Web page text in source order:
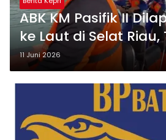
ABK KM Pasifik II
ke Laut di Selat Riau,
Masih Lakukan
11 Juni 2026